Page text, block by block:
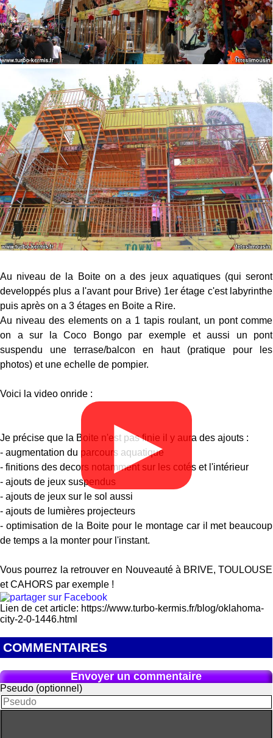
Au niveau de la Boite on a des jeux aquatiques (qui seront
developpés plus a l'avant pour Brive) 1er étage c'est labyrinthe
puis après on a 3 étages en Boite a Rire.
Au niveau des elements on a 1 tapis roulant, un pont comme
on a sur la Coco Bongo par exemple et aussi un pont
suspendu une terrase/balcon en haut (pratique pour les
photos) et une echelle de pompier.
Voici la video onride :
▶
Je précise que la Boite n'est pas finie il y aura des ajouts :
- augmentation du parcours aquatique
- finitions des decors notamment sur les cotés et l'intérieur
- ajouts de jeux suspendus
- ajouts de jeux sur le sol aussi
- ajouts de lumières projecteurs
- optimisation de la Boite pour le montage car il met beaucoup
de temps a la monter pour l'instant.
Vous pourrez la retrouver en Nouveauté à BRIVE, TOULOUSE
et CAHORS par exemple !
Lien de cet article: https://www.turbo-kermis.fr/blog/oklahoma-
city-2-0-1446.html
COMMENTAIRES
Envoyer un commentaire
Pseudo (optionnel)